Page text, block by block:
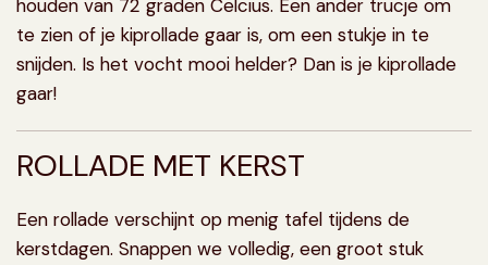
houden van 72 graden Celcius. Een ander trucje om
te zien of je kiprollade gaar is, om een stukje in te
snijden. Is het vocht mooi helder? Dan is je kiprollade
gaar!
ROLLADE MET KERST
Een rollade verschijnt op menig tafel tijdens de
kerstdagen. Snappen we volledig, een groot stuk